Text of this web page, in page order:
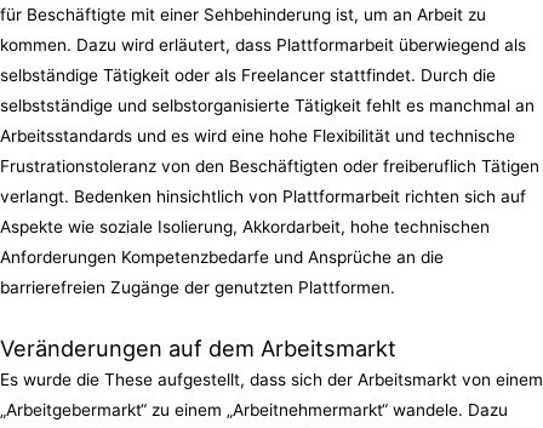
für Beschäftigte mit einer Sehbehinderung ist, um an Arbeit zu
kommen. Dazu wird erläutert, dass Plattformarbeit überwiegend als
selbständige Tätigkeit oder als Freelancer stattfindet. Durch die
selbstständige und selbstorganisierte Tätigkeit fehlt es manchmal an
Arbeitsstandards und es wird eine hohe Flexibilität und technische
Frustrationstoleranz von den Beschäftigten oder freiberuflich Tätigen
verlangt. Bedenken hinsichtlich von Plattformarbeit richten sich auf
Aspekte wie soziale Isolierung, Akkordarbeit, hohe technischen
Anforderungen Kompetenzbedarfe und Ansprüche an die
barrierefreien Zugänge der genutzten Plattformen.
Veränderungen auf dem Arbeitsmarkt
Es wurde die These aufgestellt, dass sich der Arbeitsmarkt von einem
„Arbeitgebermarkt“ zu einem „Arbeitnehmermarkt“ wandele. Dazu